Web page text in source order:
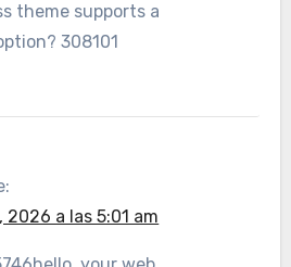
theme supports a
308101
a las 5:01 am